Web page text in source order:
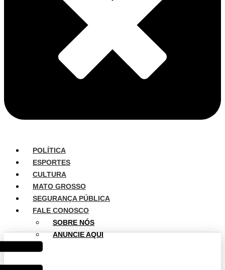
POLÍTICA
ESPORTES
CULTURA
MATO GROSSO
SEGURANÇA PÚBLICA
FALE CONOSCO
SOBRE NÓS
ANUNCIE AQUI